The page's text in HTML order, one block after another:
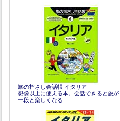
旅の指さし会話帳 イタリア
想像以上に使える本。会話できると旅が
一段と楽しくなる